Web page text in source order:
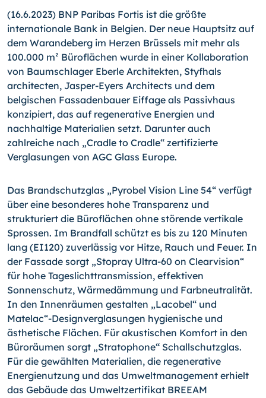
(16.6.2023) BNP Paribas Fortis ist die größte
internationale Bank in Belgien. Der neue Hauptsitz auf
dem Warandeberg im Herzen Brüssels mit mehr als
100.000 m² Büroflächen wurde in einer Kollaboration
von Baumschlager Eberle Architekten, Styfhals
architecten, Jasper-Eyers Architects und dem
belgischen Fassadenbauer Eiffage als Passivhaus
konzipiert, das auf regenerative Energien und
nachhaltige Materialien setzt. Darunter auch
zahlreiche nach „Cradle to Cradle“ zertifizierte
Verglasungen von AGC Glass Europe.
Das Brandschutzglas „Pyrobel Vision Line 54“ verfügt
über eine besonderes hohe Transparenz und
strukturiert die Büroflächen ohne störende vertikale
Sprossen. Im Brandfall schützt es bis zu 120 Minuten
lang (EI120) zuverlässig vor Hitze, Rauch und Feuer. In
der Fassade sorgt „Stopray Ultra-60 on Clearvision“
für hohe Tageslichttransmission, effektiven
Sonnenschutz, Wärmedämmung und Farbneutralität.
In den Innenräumen gestalten „Lacobel“ und
Matelac“-Designverglasungen hygienische und
ästhetische Flächen. Für akustischen Komfort in den
Büroräumen sorgt „Stratophone“ Schallschutzglas.
Für die gewählten Materialien, die regenerative
Energienutzung und das Umweltmanagement erhielt
das Gebäude das Umweltzertifikat BREEAM